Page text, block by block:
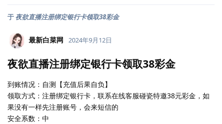
于 夜欲直播注册绑定银行卡领取38彩金
最新白菜网 2024年9月12日
夜欲直播注册绑定银行卡领取38彩金
到账情况：自测【充值后果自负】
领取方式：注册绑定银行卡，联系在线客服碰瓷特邀38元彩金，如
果没有一样先注册账号，会来短信的
安全系数：中